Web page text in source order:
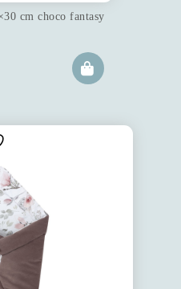
cm choco fantasy